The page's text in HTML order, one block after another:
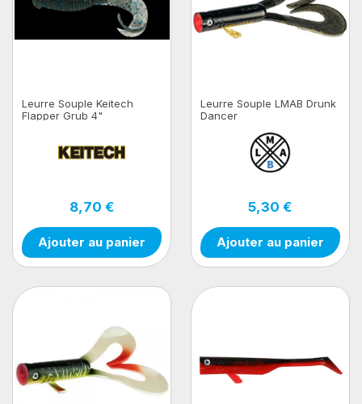
Leurre Souple Keitech
Flapper Grub 4"
8,70 €
Ajouter au panier
Leurre Souple LMAB Drunk
Dancer
5,30 €
Ajouter au panier